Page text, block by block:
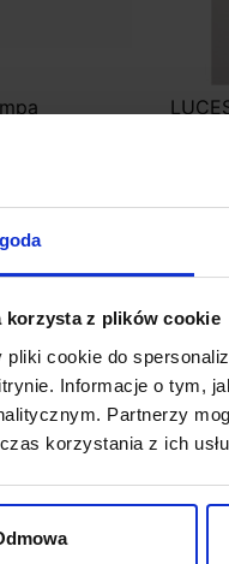
korzysta z plików cookie
cookie do
Informacje o tym,
Partnerzy
korzystania z ich